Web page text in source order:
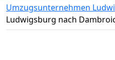
Umzugsunternehmen
Ludwigsburg nach